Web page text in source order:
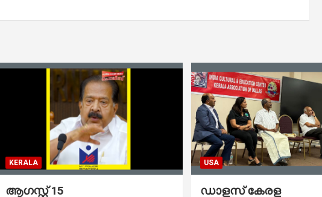
KERALA
ആഗസ്റ്റ് 15
USA
ഡാളസ് കേരള